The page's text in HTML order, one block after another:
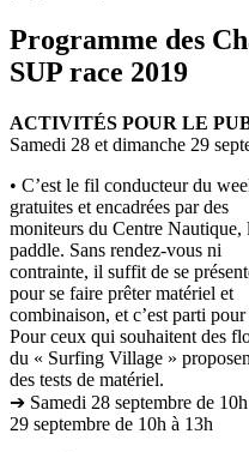
Programme des
SUP race 2019
ACTIVITÉS POUR LE
Samedi 28 et dimanche 29
• C’est le fil conducteur du
gratuites et encadrées par des
moniteurs du Centre Nautique,
paddle. Sans rendez-vous ni
contrainte, il suffit de se
pour se faire prêter matériel et
combinaison, et c’est parti
Pour ceux qui souhaitent des
du « Surfing Village »
des tests de matériel.
➔ Samedi 28 septembre de
29 septembre de 10h à 13h